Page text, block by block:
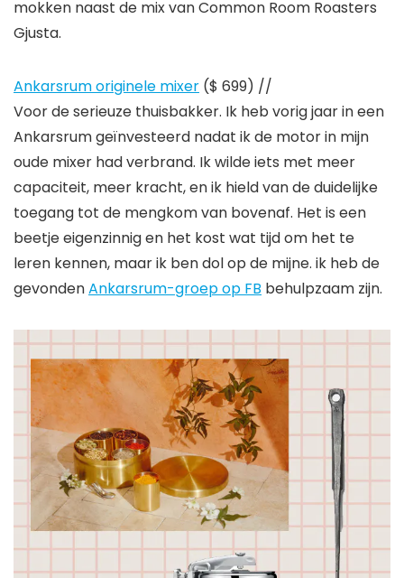
mokken naast de mix van Common Room Roasters
Gjusta.
Ankarsrum originele mixer ($ 699) //
Voor de serieuze thuisbakker. Ik heb vorig jaar in een
Ankarsrum geïnvesteerd nadat ik de motor in mijn
oude mixer had verbrand. Ik wilde iets met meer
capaciteit, meer kracht, en ik hield van de duidelijke
toegang tot de mengkom van bovenaf. Het is een
beetje eigenzinnig en het kost wat tijd om het te
leren kennen, maar ik ben dol op de mijne. ik heb de
gevondenAnkarsrum-groep op FB behulpzaam zijn.